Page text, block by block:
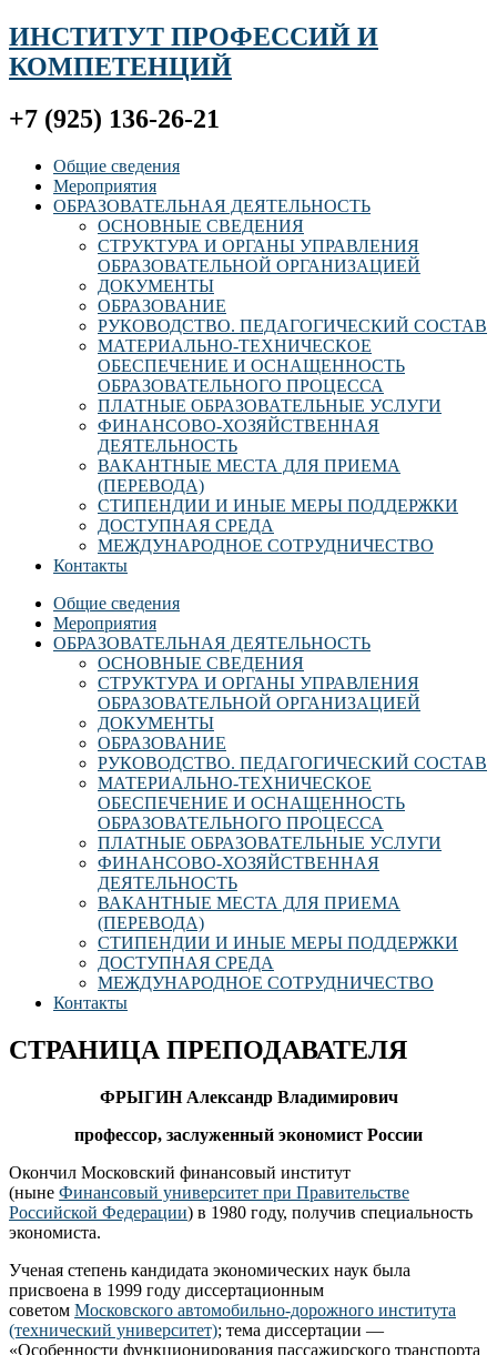
ИНСТИТУТ ПРОФЕССИЙ И
КОМПЕТЕНЦИЙ
+7 (925) 136-26-21
Общие сведения
Мероприятия
ОБРАЗОВАТЕЛЬНАЯ ДЕЯТЕЛЬНОСТЬ
ОСНОВНЫЕ СВЕДЕНИЯ
СТРУКТУРА И ОРГАНЫ УПРАВЛЕНИЯ
ОБРАЗОВАТЕЛЬНОЙ ОРГАНИЗАЦИЕЙ
ДОКУМЕНТЫ
ОБРАЗОВАНИЕ
РУКОВОДСТВО. ПЕДАГОГИЧЕСКИЙ СОСТАВ
МАТЕРИАЛЬНО-ТЕХНИЧЕСКОЕ
ОБЕСПЕЧЕНИЕ И ОСНАЩЕННОСТЬ
ОБРАЗОВАТЕЛЬНОГО ПРОЦЕССА
ПЛАТНЫЕ ОБРАЗОВАТЕЛЬНЫЕ УСЛУГИ
ФИНАНСОВО-ХОЗЯЙСТВЕННАЯ
ДЕЯТЕЛЬНОСТЬ
ВАКАНТНЫЕ МЕСТА ДЛЯ ПРИЕМА
(ПЕРЕВОДА)
СТИПЕНДИИ И ИНЫЕ МЕРЫ ПОДДЕРЖКИ
ДОСТУПНАЯ СРЕДА
МЕЖДУНАРОДНОЕ СОТРУДНИЧЕСТВО
Контакты
Общие сведения
Мероприятия
ОБРАЗОВАТЕЛЬНАЯ ДЕЯТЕЛЬНОСТЬ
ОСНОВНЫЕ СВЕДЕНИЯ
СТРУКТУРА И ОРГАНЫ УПРАВЛЕНИЯ
ОБРАЗОВАТЕЛЬНОЙ ОРГАНИЗАЦИЕЙ
ДОКУМЕНТЫ
ОБРАЗОВАНИЕ
РУКОВОДСТВО. ПЕДАГОГИЧЕСКИЙ СОСТАВ
МАТЕРИАЛЬНО-ТЕХНИЧЕСКОЕ
ОБЕСПЕЧЕНИЕ И ОСНАЩЕННОСТЬ
ОБРАЗОВАТЕЛЬНОГО ПРОЦЕССА
ПЛАТНЫЕ ОБРАЗОВАТЕЛЬНЫЕ УСЛУГИ
ФИНАНСОВО-ХОЗЯЙСТВЕННАЯ
ДЕЯТЕЛЬНОСТЬ
ВАКАНТНЫЕ МЕСТА ДЛЯ ПРИЕМА
(ПЕРЕВОДА)
СТИПЕНДИИ И ИНЫЕ МЕРЫ ПОДДЕРЖКИ
ДОСТУПНАЯ СРЕДА
МЕЖДУНАРОДНОЕ СОТРУДНИЧЕСТВО
Контакты
СТРАНИЦА ПРЕПОДАВАТЕЛЯ
ФРЫГИН Александр Владимирович
профессор, заслуженный экономист России
Окончил Московский финансовый институт
(ныне Финансовый университет при Правительстве
Российской Федерации) в 1980 году, получив специальность
экономиста.
Ученая степень кандидата экономических наук была
присвоена в 1999 году диссертационным
советом Московского автомобильно-дорожного института
(технический университет); тема диссертации —
«Особенности функционирования пассажирского транспорта